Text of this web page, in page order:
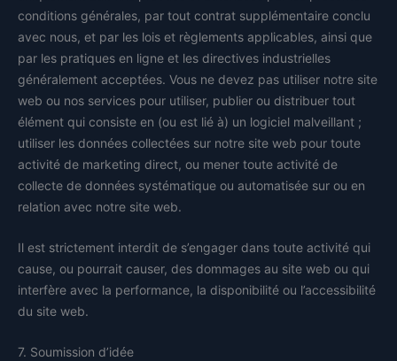
conditions générales, par tout contrat supplémentaire conclu
avec nous, et par les lois et règlements applicables, ainsi que
par les pratiques en ligne et les directives industrielles
généralement acceptées. Vous ne devez pas utiliser notre site
web ou nos services pour utiliser, publier ou distribuer tout
élément qui consiste en (ou est lié à) un logiciel malveillant ;
utiliser les données collectées sur notre site web pour toute
activité de marketing direct, ou mener toute activité de
collecte de données systématique ou automatisée sur ou en
relation avec notre site web.
Il est strictement interdit de s’engager dans toute activité qui
cause, ou pourrait causer, des dommages au site web ou qui
interfère avec la performance, la disponibilité ou l’accessibilité
du site web.
7. Soumission d’idée